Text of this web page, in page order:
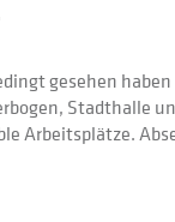
gesehen
Stadthalle
Arbeitsplätze.